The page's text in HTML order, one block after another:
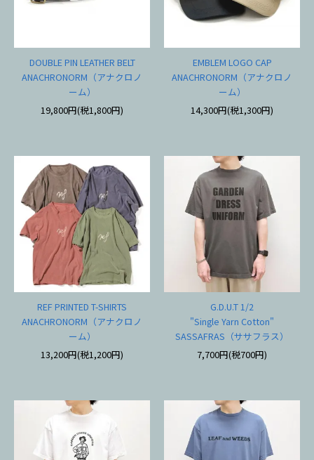
DOUBLE PIN LEATHER BELT
ANACHRONORM（アナクロノ
ーム）
19,800円(税1,800円)
EMBLEM LOGO CAP
ANACHRONORM（アナクロノ
ーム）
14,300円(税1,300円)
REF PRINTED T-SHIRTS
ANACHRONORM（アナクロノ
ーム）
13,200円(税1,200円)
G.D.U.T 1/2
"Single Yarn Cotton"
SASSAFRAS（ササフラス）
7,700円(税700円)